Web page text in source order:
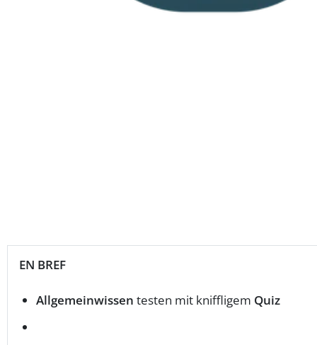
EN BREF
Allgemeinwissen testen mit kniffligem Quiz